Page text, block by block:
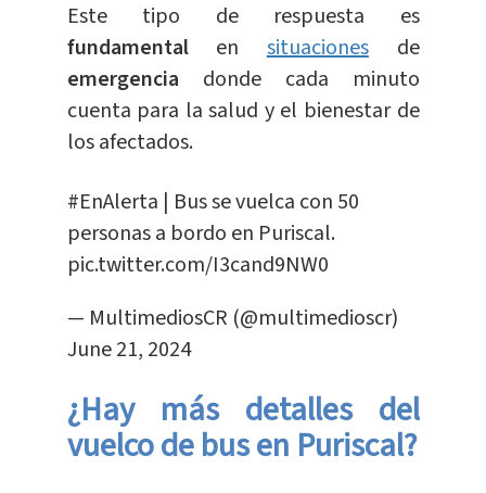
Este tipo de respuesta es
fundamental ensituacionesde
emergencia donde cada minuto
cuenta para la salud y el bienestar de
los afectados.
#EnAlerta | Bus se vuelca con 50
personas a bordo en Puriscal.
pic.twitter.com/I3cand9NW0
— MultimediosCR (@multimedioscr)
June 21, 2024
¿Hay más detalles del
vuelco de bus en Puriscal?